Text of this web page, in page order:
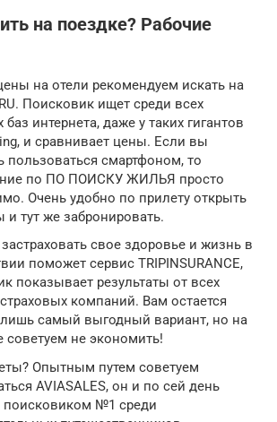
на поездке? Рабочие
на отели рекомендуем искать на
Поисковик ищет среди всех
баз интернета, даже у таких гигантов
и сравнивает цены. Если вы
пользоваться смартфоном, то
по ПО ПОИСКУ ЖИЛЬЯ просто
Очень удобно по прилету открыть
и тут же забронировать.
свое здоровье и жизнь в
поможет сервис TRIPINSURANCE,
показывает результаты от всех
компаний. Вам остается
самый выгодный вариант, но на
советуем не экономить!
Опытным путем советуем
AVIASALES, он и по сей день
поисковиком №1 среди